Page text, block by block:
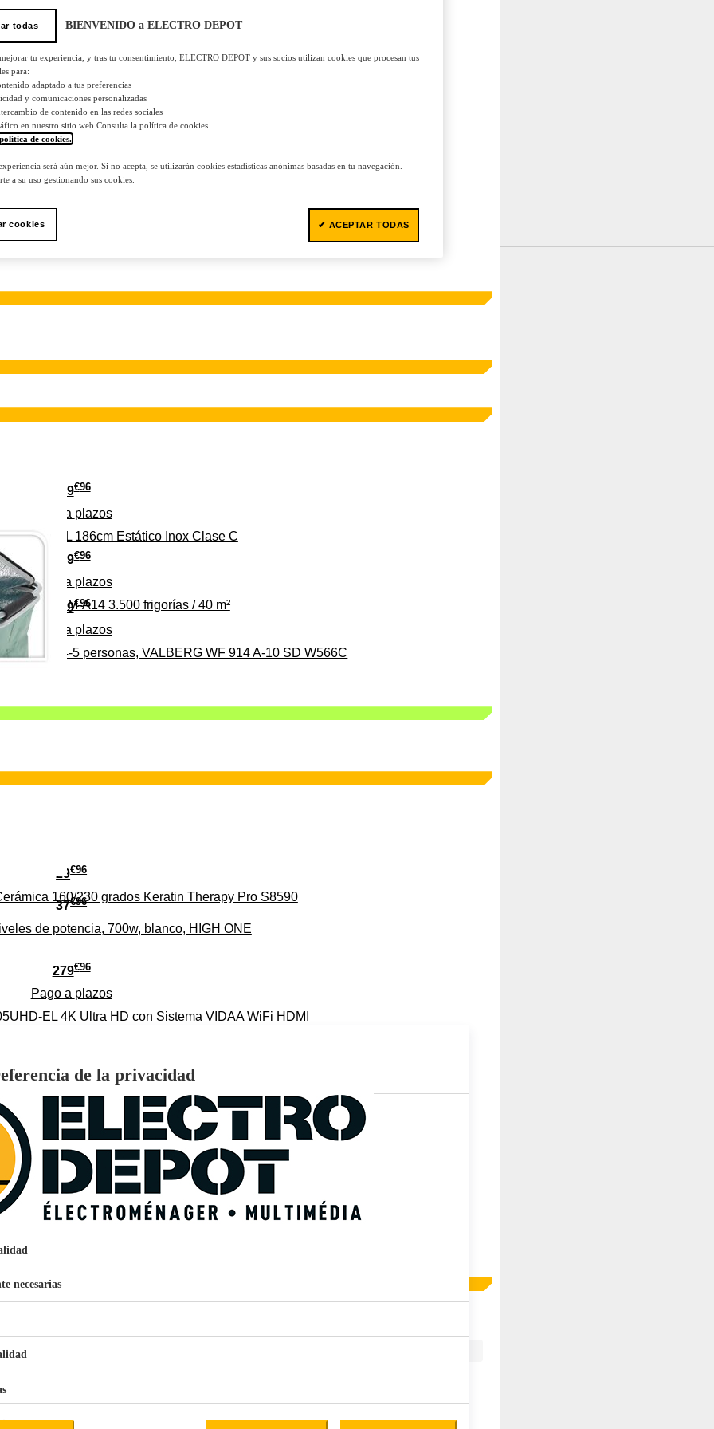
279€96
Pago a plazos
para 4-5 personas, VALBERG WF 914 A-10 SD W566C
349€96
Pago a plazos
315 C 315L 186cm Estático Inox Clase C
37€96
de potencia, 700w, blanco, HIGH ONE
369€96
Pago a plazos
CLIM-A14 3.500 frigorías / 40 m²
29€96
160/230 grados Keratin Therapy Pro S8590
279€96
Pago a plazos
EL 4K Ultra HD con Sistema VIDAA WiFi HDMI
EcoTank EPSON ET-2861
.
35L
Color disponible en tienda. Envío aleatorio si es a distancia.
Varios Colores
AL 24 cm x AN 48 cm x PR 28 cm
AL 4 cm x AN 48 cm x PR 28 cm
0,531kg
DISTELWEG 88 1031 HH AMSTERDAM
todas BIENVENIDO a ELECTRO DEPOT
tu experiencia, y tras tu consentimiento, ELECTRO DEPOT y sus socios utilizan cookies que procesan tus
para:
adaptado a tus preferencias
y comunicaciones personalizadas
de contenido en las redes sociales
en nuestro sitio web Consulta la política de cookies.
de cookies.
será aún mejor. Si no acepta, se utilizarán cookies estadísticas anónimas basadas en tu navegación.
a su uso gestionando sus cookies.
cookies ✔ ACEPTAR TODAS
de la privacidad
necesarias